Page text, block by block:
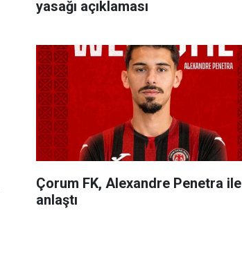
yasağı açıklaması
Çorum FK, Alexandre Penetra ile
anlaştı